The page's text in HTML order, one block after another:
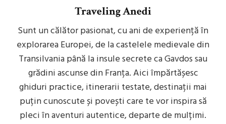
Traveling Anedi
Sunt un călător pasionat, cu ani de experiență în
explorarea Europei, de la castelele medievale din
Transilvania până la insule secrete ca Gavdos sau
grădini ascunse din Franța. Aici împărtășesc
ghiduri practice, itinerarii testate, destinații mai
puțin cunoscute și povești care te vor inspira să
pleci în aventuri autentice, departe de mulțimi.